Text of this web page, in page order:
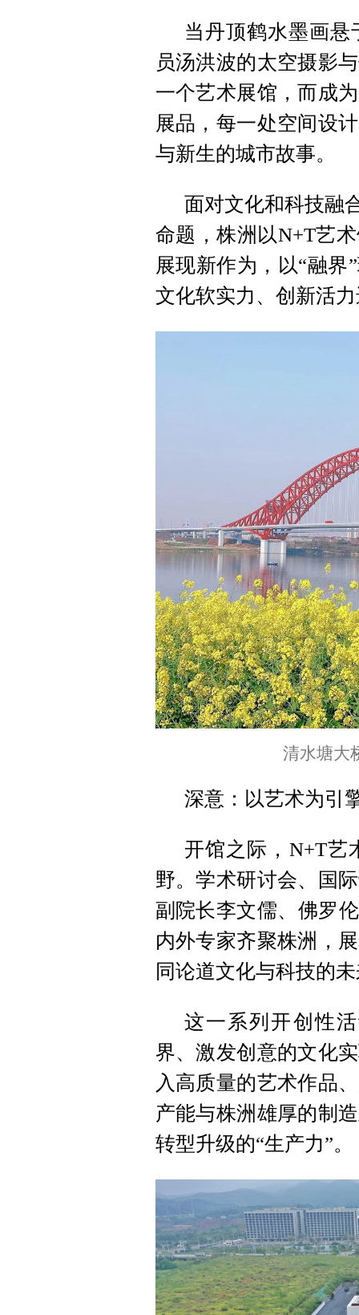
当丹顶鹤水墨画
员汤洪波的太空摄影
一个艺术展馆，而成
展品，每一处空间设
与新生的城市故事。
面对文化和科技融
命题，株洲以N+T艺
展现新作为，以“融界
文化软实力、创新活
清水塘大
深意：以艺术为引
开馆之际，N+T艺
野。学术研讨会、国
副院长李文儒、佛罗
内外专家齐聚株洲，
同论道文化与科技的
这一系列开创性
界、激发创意的文化
入高质量的艺术作品
产能与株洲雄厚的制
转型升级的“生产力”。